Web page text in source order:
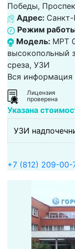
Победы,
Адрес: Санкт-
Режим
Модель: МРТ
высокопольный
среза, УЗИ
Вся информация
Лицензия
проверена
Указана
УЗИ
+7 (812) 209-00-